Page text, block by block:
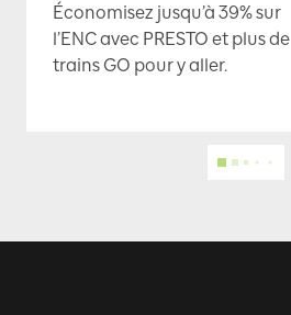
Économisez jusqu’à 39% sur
l’ENC avec PRESTO et plus de
trains GO pour y aller.